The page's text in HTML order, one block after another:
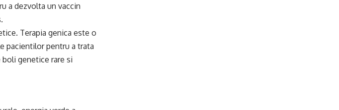
a dezvolta un vaccin
Terapia genica este o
pacientilor pentru a trata
genetice rare si